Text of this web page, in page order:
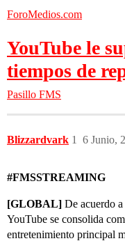
ForoMedios.com
YouTube le
tiempos de
Pasillo FMS
Blizzardvark 6 Junio,
1
#FMSSTREAMING
[GLOBAL] De acuerdo
YouTube se consolida
entretenimiento principal